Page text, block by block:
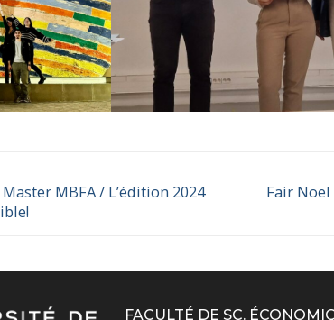
MBFA / L’édition 2024
Fair
FACULTÉ DE SC.